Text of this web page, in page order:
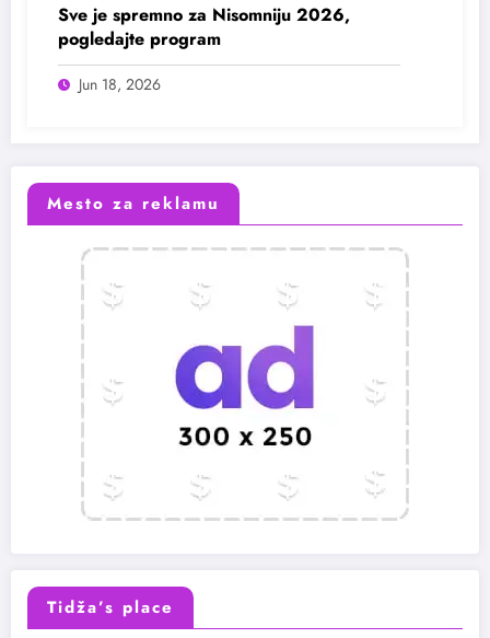
Sve je spremno za Nisomniju 2026,
pogledajte program
Jun 18, 2026
Mesto za reklamu
Tidža’s place